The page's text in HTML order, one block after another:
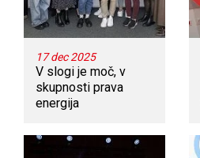
17 dec 2025
V slogi je moč, v
skupnosti prava
energija